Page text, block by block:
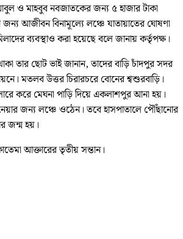
ও মাহবুব নবজাতকের জন্য ৫ হাজার টাকা
আজীবন বিনামূল্যে লঞ্চে যাতায়াতের ঘোষণা
ব্যবস্থাও করা হয়েছে বলে জানায় কর্তৃপক্ষ।
তার ছোট ভাই জানান, তাদের বাড়ি চাঁদপুর সদর
মতলব উত্তর চিরারচরে বোনের শ্বশুরবাড়ি।
করে মেঘনা পাড়ি দিয়ে একলাশপুর আনা হয়।
জন্য লঞ্চে ওঠেন। তবে হাসপাতালে পৌঁছানোর
জন্ম হয়।
আক্তারের তৃতীয় সন্তান।